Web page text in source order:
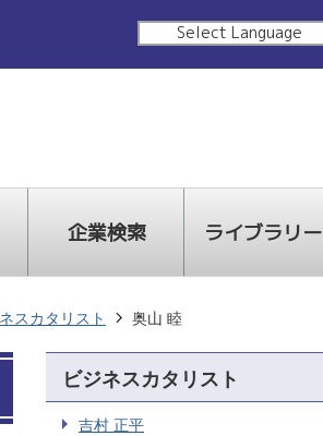
Select Language
企業検索 ライブラリー
スカタリスト 奥山 睦
ビジネスカタリスト
吉村 正平